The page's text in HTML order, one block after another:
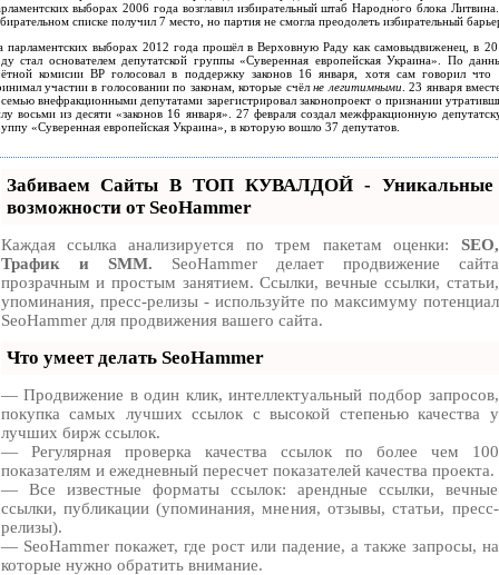
выборах 2006 года возглавил избирательный штаб Народного блока
списке получил 7 место, но партия не смогла преодолеть избирательный
парламентских выборах 2012 года прошёл в Верховную Раду как самовыдвиженец, в
стал основателем депутатской группы «Суверенная европейская Украина». По
комисии ВР голосовал в поддержку законов 16 января, хотя сам говорил что
участии в голосовании по законам, которые счёлне легитимными . 23 января
внефракционными депутатами зарегистрировал законопроект о признании
восьми из десяти «законов 16 января». 27 февраля создал межфракционную
«Суверенная европейская Украина», в которую вошло 37 депутатов.
Забиваем Сайты В ТОП КУВАЛДОЙ - Уникальные
возможности от SeoHammer
Каждая ссылка анализируется по трем пакетам оценки: SEO,
Трафик и SMM. SeoHammer делает продвижение сайта
прозрачным и простым занятием. Ссылки, вечные ссылки, статьи,
упоминания, пресс-релизы - используйте по максимуму потенциал
SeoHammer для продвижения вашего сайта.
Что умеет делать SeoHammer
— Продвижение в один клик, интеллектуальный подбор запросов,
покупка самых лучших ссылок с высокой степенью качества у
лучших бирж ссылок.
— Регулярная проверка качества ссылок по более чем 100
показателям и ежедневный пересчет показателей качества проекта.
— Все известные форматы ссылок: арендные ссылки, вечные
ссылки, публикации (упоминания, мнения, отзывы, статьи, пресс-
релизы).
— SeoHammer покажет, где рост или падение, а также запросы, на
которые нужно обратить внимание.